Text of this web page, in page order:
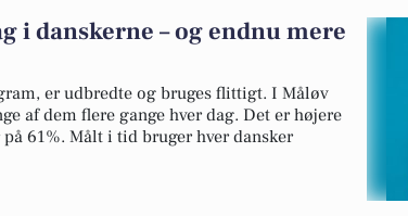
i danskerne – og endnu mere
er udbredte og bruges flittigt. I Måløv
af dem flere gange hver dag. Det er højere
61%. Målt i tid bruger hver dansker